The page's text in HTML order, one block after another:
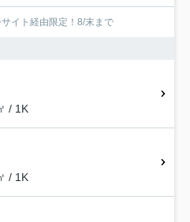
イト経由限定！8/末まで
/ 1K
/ 1K